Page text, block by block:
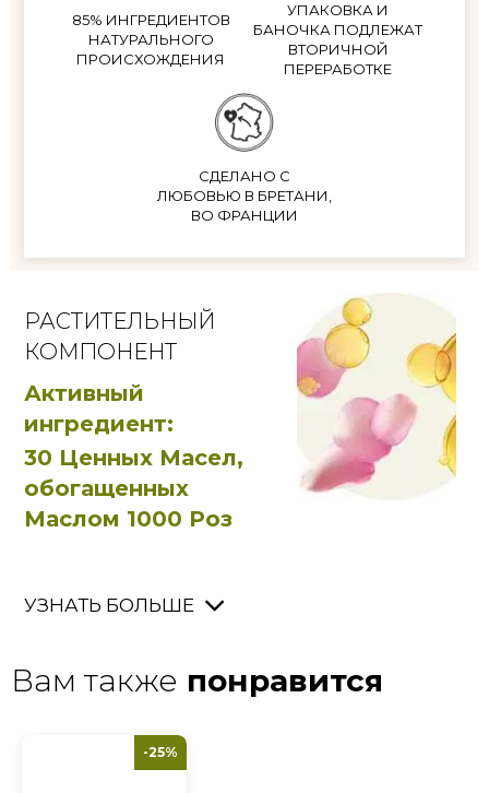
85% ИНГРЕДИЕНТОВ
НАТУРАЛЬНОГО
ПРОИСХОЖДЕНИЯ
УПАКОВКА И
БАНОЧКА ПОДЛЕЖАТ
ВТОРИЧНОЙ
ПЕРЕРАБОТКЕ
СДЕЛАНО С
ЛЮБОВЬЮ В БРЕТАНИ,
ВО ФРАНЦИИ
РАСТИТЕЛЬНЫЙ
КОМПОНЕНТ
Активный
ингредиент:
30 Ценных Масел,
обогащенных
Маслом 1000 Роз
УЗНАТЬ БОЛЬШЕ
Вам также понравится
-25%